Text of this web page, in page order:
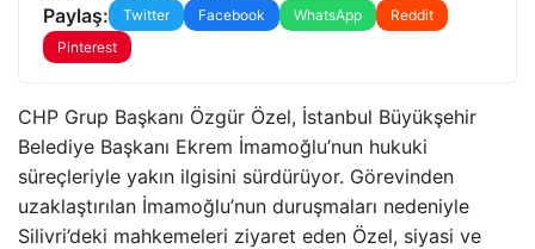
Paylaş: Twitter Facebook WhatsApp
Reddit
Pinterest
CHP Grup Başkanı Özgür Özel, İstanbul Büyükşehir
Belediye Başkanı Ekrem İmamoğlu’nun hukuki
süreçleriyle yakın ilgisini sürdürüyor. Görevinden
uzaklaştırılan İmamoğlu’nun duruşmaları nedeniyle
Silivri’deki mahkemeleri ziyaret eden Özel, siyasi ve